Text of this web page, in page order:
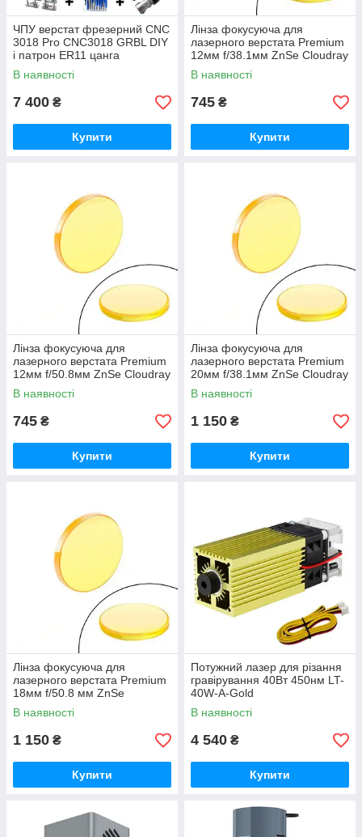
ЧПУ верстат фрезерний CNC
3018 Pro CNC3018 GRBL DIY
і патрон ER11 цанга
В наявності
7 400 ₴
Купити
Лінза фокусуюча для
лазерного верстата Premium
12мм f/38.1мм ZnSe Cloudray
В наявності
745 ₴
Купити
Лінза фокусуюча для
лазерного верстата Premium
12мм f/50.8мм ZnSe Cloudray
В наявності
745 ₴
Купити
Лінза фокусуюча для
лазерного верстата Premium
20мм f/38.1мм ZnSe Cloudray
В наявності
1 150 ₴
Купити
Лінза фокусуюча для
лазерного верстата Premium
18мм f/50.8 мм ZnSe
Cloudray
В наявності
1 150 ₴
Купити
Потужний лазер для різання
гравірування 40Вт 450нм LT-
40W-A-Gold
В наявності
4 540 ₴
Купити